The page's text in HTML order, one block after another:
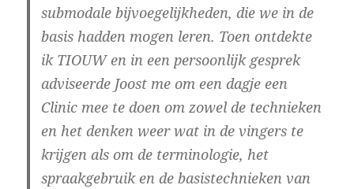
submodale bijvoegelijkheden, die we in de
basis hadden mogen leren. Toen ontdekte
ik TIOUW en in een persoonlijk gesprek
adviseerde Joost me om een dagje een
Clinic mee te doen om zowel de technieken
en het denken weer wat in de vingers te
krijgen als om de terminologie, het
spraakgebruik en de basistechnieken van